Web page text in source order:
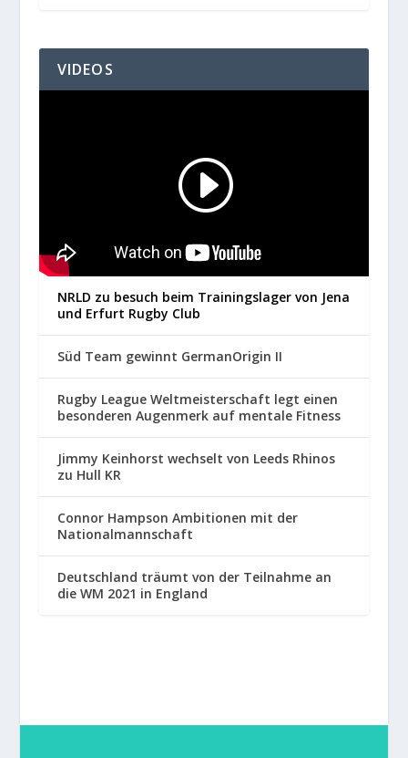
VIDEOS
NRLD zu besuch beim Trainingslager von Jena
und Erfurt Rugby Club
Süd Team gewinnt GermanOrigin II
Rugby League Weltmeisterschaft legt einen
besonderen Augenmerk auf mentale Fitness
Jimmy Keinhorst wechselt von Leeds Rhinos
zu Hull KR
Connor Hampson Ambitionen mit der
Nationalmannschaft
Deutschland träumt von der Teilnahme an
die WM 2021 in England